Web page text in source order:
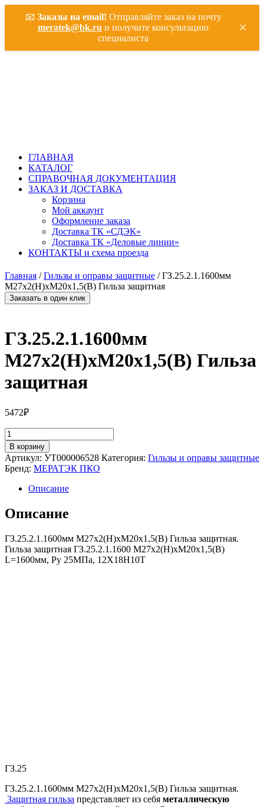
📧 Заказы на email! Отправляйте заказ на почту
meratek@bk.ru и получите консультацию
специалиста
×
ГЛАВНАЯ
КАТАЛОГ
СПРАВОЧНАЯ ДОКУМЕНТАЦИЯ
ЗАКАЗ И ДОСТАВКА
Корзина
Мой аккаунт
Оформление заказа
Доставка ТК «СДЭК»
Доставка ТК «Деловые линии»
КОНТАКТЫ и схема проезда
Главная /Гильзы и оправы защитные / ГЗ.25.2.1.1600мм
М27х2(Н)хМ20х1,5(В) Гильза защитная
Заказать в один клик
ГЗ.25.2.1.1600мм
М27х2(Н)хМ20х1,5(В) Гильза
защитная
5472₽
Количество
товара
ГЗ.25.2.1.1600мм
М27х2(Н)хМ20х1,5(В)
Гильза
защитная
В корзину
Артикул: УТ000006528 Категория: Гильзы и оправы защитные
Бренд: МЕРАТЭК ПКО
Описание
Описание
ГЗ.25.2.1.1600мм М27х2(Н)хМ20х1,5(В) Гильза защитная.
Гильза защитная ГЗ.25.2.1.1600 М27х2(Н)хМ20х1,5(В)
L=1600мм, Ру 25МПа, 12Х18Н10Т
ГЗ.25
ГЗ.25.2.1.1600мм М27х2(Н)хМ20х1,5(В) Гильза защитная.
Защитная гильза представляет из себя металлическую